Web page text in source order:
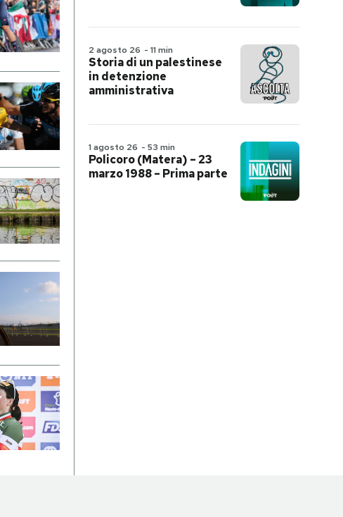
2 agosto 26 - 11 min
Storia di un palestinese
in detenzione
amministrativa
1 agosto 26 - 53 min
Policoro (Matera) – 23
marzo 1988 – Prima parte